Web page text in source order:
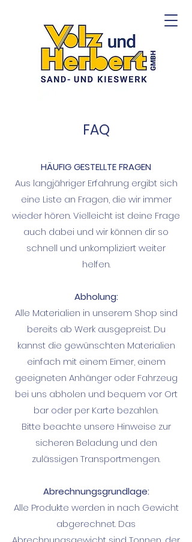
FAQ
HÄUFIG GESTELLTE FRAGEN
Aus langjähriger Erfahrung ergibt sich
eine Liste an Fragen, die wir immer
wieder hören. Vielleicht ist deine Frage
auch dabei und wir können dir so
schnell und unkompliziert weiter
helfen.
Abholung:
Alle Materialien in unserem Shop sind
bereits ab Werk ausgepreist. Du
kannst die gewünschten Materialien
einfach mit einem Eimer, einem
geeigneten Anhänger oder Fahrzeug
bei uns abholen und bequem vor Ort
bar oder per Karte bezahlen.
Bitte beachte unsere Hinweise zur
sicheren Beladung und den
zulässigen Transportmengen.
Abrechnungsgrundlage:
Alle Produkte werden in nach Gewicht
abgerechnet. Das